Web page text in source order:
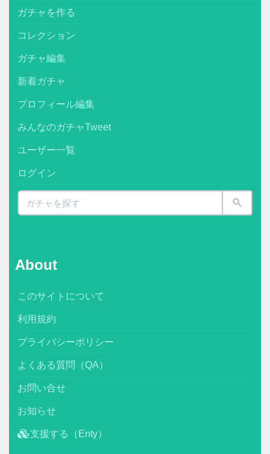
ガチャを作る
コレクション
ガチャ編集
新着ガチャ
プロフィール編集
みんなのガチャTweet
ユーザー一覧
ログイン
About
このサイトについて
利用規約
プライバシーポリシー
よくある質問（QA）
お問い合せ
お知らせ
支援する（Enty）